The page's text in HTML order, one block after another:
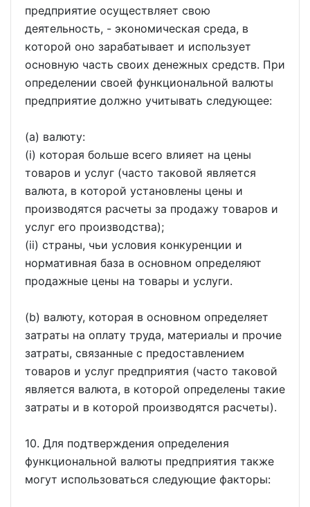
предприятие осуществляет свою
деятельность, - экономическая среда, в
которой оно зарабатывает и использует
основную часть своих денежных средств. При
определении своей функциональной валюты
предприятие должно учитывать следующее:
(a) валюту:
(i) которая больше всего влияет на цены
товаров и услуг (часто таковой является
валюта, в которой установлены цены и
производятся расчеты за продажу товаров и
услуг его производства);
(ii) страны, чьи условия конкуренции и
нормативная база в основном определяют
продажные цены на товары и услуги.
(b) валюту, которая в основном определяет
затраты на оплату труда, материалы и прочие
затраты, связанные с предоставлением
товаров и услуг предприятия (часто таковой
является валюта, в которой определены такие
затраты и в которой производятся расчеты).
10. Для подтверждения определения
функциональной валюты предприятия также
могут использоваться следующие факторы: